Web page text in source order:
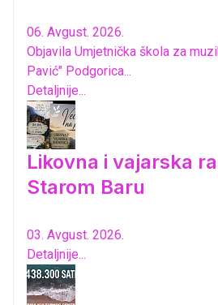
06. Avgust. 2026.
Objavila Umjetnička škola za
Pavić" Podgorica...
Detaljnije...
Likovna i vajarska
Starom Baru
03. Avgust. 2026.
Detaljnije...